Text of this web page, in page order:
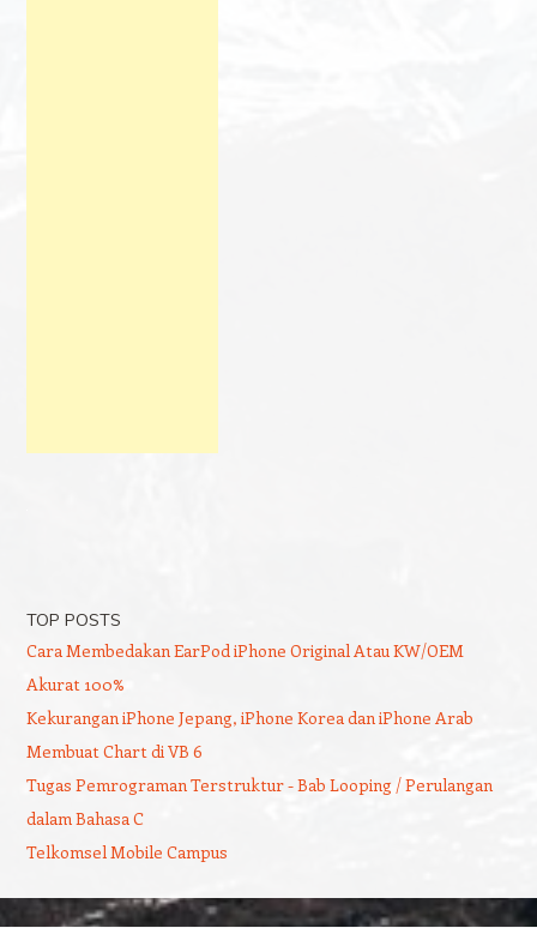
TOP POSTS
Cara Membedakan EarPod iPhone Original Atau KW/OEM
Akurat 100%
Kekurangan iPhone Jepang, iPhone Korea dan iPhone Arab
Membuat Chart di VB 6
Tugas Pemrograman Terstruktur - Bab Looping / Perulangan
dalam Bahasa C
Telkomsel Mobile Campus